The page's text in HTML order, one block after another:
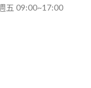
五 09:00~17:00